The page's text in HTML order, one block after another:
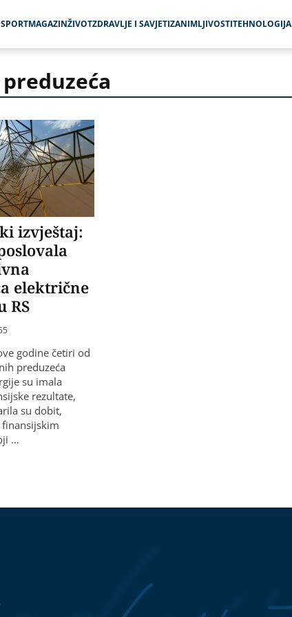
SPORTMAGAZINŽIVOTZDRAVLJE I SAVJETIZANIMLJIVOSTITEHNOLOGIJA
izvještaj:
električne
RS
godine četiri od
preduzeća
su imala
rezultate,
su dobit,
…